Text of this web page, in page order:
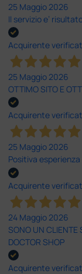
25 Maggio 2026
Il servizio e’
Acquirente
25 Maggio 2026
OTTIMO SITO E
Acquirente
25 Maggio 2026
Positiva
Acquirente
24 Maggio 2026
SONO UN CLIENTE
DOCTOR SHOP
Acquirente